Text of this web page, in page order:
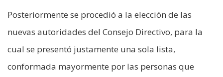
Posteriormente se procedió a la elección de las
nuevas autoridades del Consejo Directivo, para la
cual se presentó justamente una sola lista,
conformada mayormente por las personas que